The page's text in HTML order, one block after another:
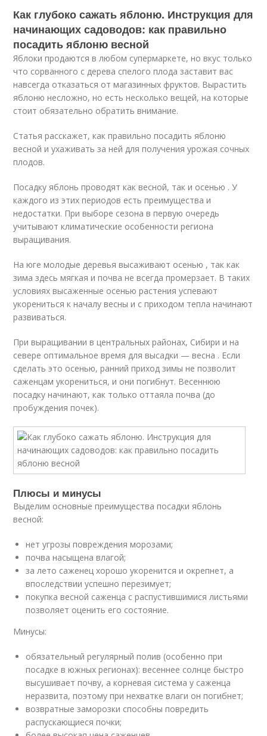
Как глубоко сажать яблоню. Инструкция для
начинающих садоводов: как правильно
посадить яблоню весной
Яблоки продаются в любом супермаркете, но вкус только
что сорванного с дерева спелого плода заставит вас
навсегда отказаться от магазинных фруктов. Вырастить
яблоню несложно, но есть несколько вещей, на которые
стоит обязательно обратить внимание.
Статья расскажет, как правильно посадить яблоню
весной и ухаживать за ней для получения урожая сочных
плодов.
Посадку яблонь проводят как весной, так и осенью . У
каждого из этих периодов есть преимущества и
недостатки. При выборе сезона в первую очередь
учитывают климатические особенности региона
выращивания.
На юге молодые деревья высаживают осенью , так как
зима здесь мягкая и почва не всегда промерзает. В таких
условиях высаженные осенью растения успевают
укорениться к началу весны и с приходом тепла начинают
развиваться.
При выращивании в центральных районах, Сибири и на
севере оптимальное время для высадки — весна . Если
сделать это осенью, ранний приход зимы не позволит
саженцам укорениться, и они погибнут. Весеннюю
посадку начинают, как только оттаяла почва (до
пробуждения почек).
Плюсы и минусы
Выделим основные преимущества посадки яблонь
весной:
нет угрозы повреждения морозами;
почва насыщена влагой;
за лето саженец хорошо укоренится и окрепнет, а
впоследствии успешно перезимует;
покупка весной саженца с распустившимися листьями
позволяет оценить его состояние.
Минусы:
обязательный регулярный полив (особенно при
посадке в южных регионах): весеннее солнце быстро
высушивает почву, а корневая система у саженца
неразвита, поэтому при нехватке влаги он погибнет;
возвратные заморозки способны повредить
распускающиеся почки;